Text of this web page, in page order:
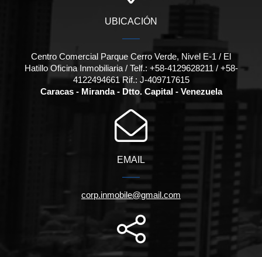
UBICACIÓN
Centro Comercial Parque Cerro Verde, Nivel E-1 / El
Hatillo Oficina Inmobiliaria / Telf.: +58-4129628211 / +58-
4122494661 Rif.: J-409717615
Caracas - Miranda - Dtto. Capital - Venezuela
EMAIL
corp.inmobile@gmail.com